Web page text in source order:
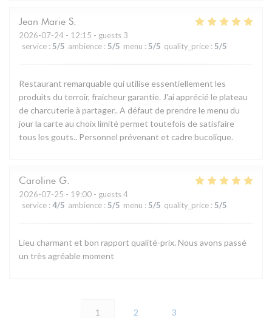
Jean Marie S
2026-07-24 - 12:15 - guests 3
service : 5/5 ambience : 5/5 menu : 5/5 quality_price : 5/5
Restaurant remarquable qui utilise essentiellement les
produits du terroir, fraicheur garantie. J'ai apprécié le plateau
de charcuterie à partager.. A défaut de prendre le menu du
jour la carte au choix limité permet toutefois de satisfaire
tous les gouts.. Personnel prévenant et cadre bucolique.
Caroline G
2026-07-25 - 19:00 - guests 4
service : 4/5 ambience : 5/5 menu : 5/5 quality_price : 5/5
Lieu charmant et bon rapport qualité-prix. Nous avons passé
un très agréable moment
1 2 3